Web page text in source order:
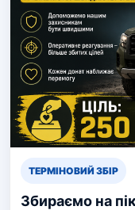
ТЕРМІНОВИЙ ЗБІР
Збираємо на